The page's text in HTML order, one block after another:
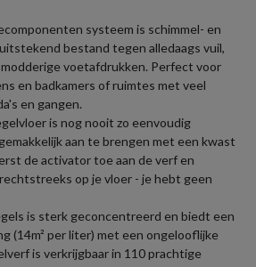
systeem is schimmel- en
bestand tegen alledaags vuil,
voetafdrukken. Perfect voor
en badkamers of ruimtes met veel
en gangen.
is nog nooit zo eenvoudig
aan te brengen met een kwast
de activator toe aan de verf en
op je vloer - je hebt geen
is sterk geconcentreerd en biedt een
(14m² per liter) met een ongelooflijke
is verkrijgbaar in 110 prachtige